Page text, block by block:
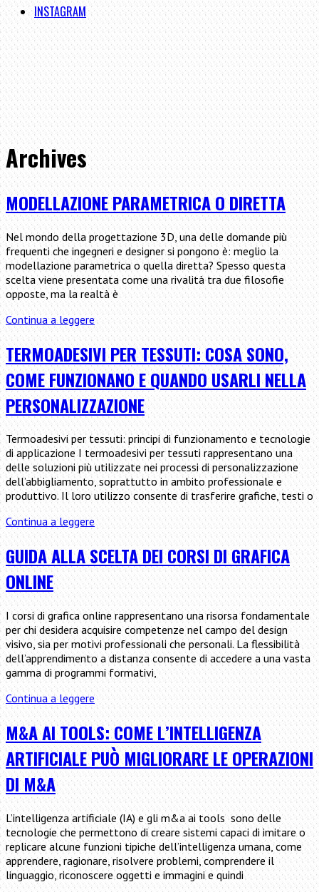
INSTAGRAM
Archives
MODELLAZIONE PARAMETRICA O DIRETTA
Nel mondo della progettazione 3D, una delle domande più
frequenti che ingegneri e designer si pongono è: meglio la
modellazione parametrica o quella diretta? Spesso questa
scelta viene presentata come una rivalità tra due filosofie
opposte, ma la realtà è
Continua a leggereModellazione
parametrica
o
diretta
TERMOADESIVI PER TESSUTI: COSA SONO,
COME FUNZIONANO E QUANDO USARLI NELLA
PERSONALIZZAZIONE
Termoadesivi per tessuti: principi di funzionamento e tecnologie
di applicazione I termoadesivi per tessuti rappresentano una
delle soluzioni più utilizzate nei processi di personalizzazione
dell’abbigliamento, soprattutto in ambito professionale e
produttivo. Il loro utilizzo consente di trasferire grafiche, testi o
Continua a leggereTermoadesivi
per
tessuti:
cosa
sono,
come
funzionano
e
quando
usarli
nella
personalizzazione
GUIDA ALLA SCELTA DEI CORSI DI GRAFICA
ONLINE
I corsi di grafica online rappresentano una risorsa fondamentale
per chi desidera acquisire competenze nel campo del design
visivo, sia per motivi professionali che personali. La flessibilità
dell’apprendimento a distanza consente di accedere a una vasta
gamma di programmi formativi,
Continua a leggereGuida
alla
Scelta
dei
Corsi
di
Grafica
Online
M&A AI TOOLS: COME L’INTELLIGENZA
ARTIFICIALE PUÒ MIGLIORARE LE OPERAZIONI
DI M&A
L’intelligenza artificiale (IA) e gli m&a ai tools sono delle
tecnologie che permettono di creare sistemi capaci di imitare o
replicare alcune funzioni tipiche dell’intelligenza umana, come
apprendere, ragionare, risolvere problemi, comprendere il
linguaggio, riconoscere oggetti e immagini e quindi